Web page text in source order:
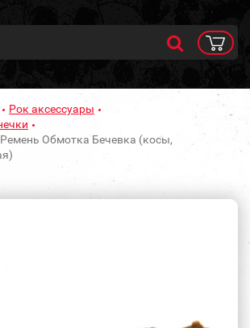
Рок аксессуары
Обмотка Бечевка (косы,